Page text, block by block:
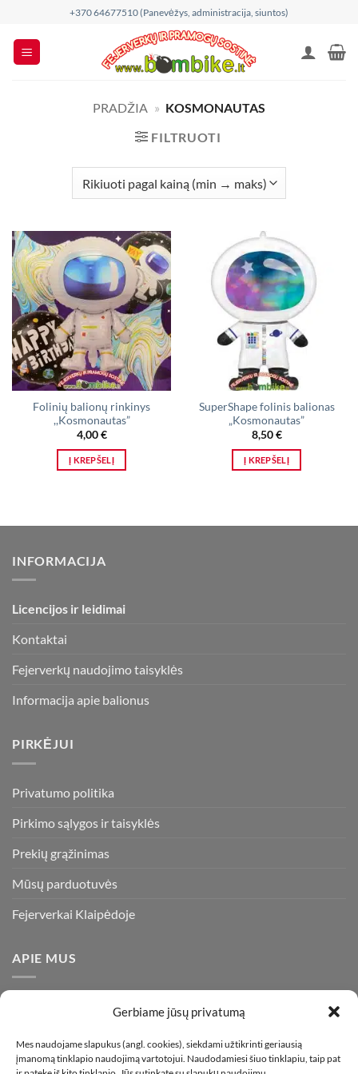
Gerbiame jūsų privatumą
Mes naudojame slapukus (angl. cookies), siekdami užtikrinti geriausią
įmanomą tinklapio naudojimą vartotojui. Naudodamiesi šiuo tinklapiu, taip pat
content
+370 64677510 (Panevėžys, administracija, siuntos)
PRADŽIA » KOSMONAUTAS
FILTRUOTI
Folinių balionų rinkinys
,,Kosmonautas”
4,00€
Į KREPŠELĮ
SuperShape folinis balionas
„Kosmonautas”
8,50€
Į KREPŠELĮ
INFORMACIJA
Licencijos ir leidimai
Kontaktai
Fejerverkų naudojimo taisyklės
Informacija apie balionus
PIRKĖJUI
Privatumo politika
Pirkimo sąlygos ir taisyklės
Prekių grąžinimas
Mūsų parduotuvės
Fejerverkai Klaipėdoje
APIE MUS
visada stengiamės pasiūlyti tik kokybiškiausius ir geriausius
gaminius už bene mažiausią kainą rinkoje. Prekes pristatome
visoje Lietuvoje.